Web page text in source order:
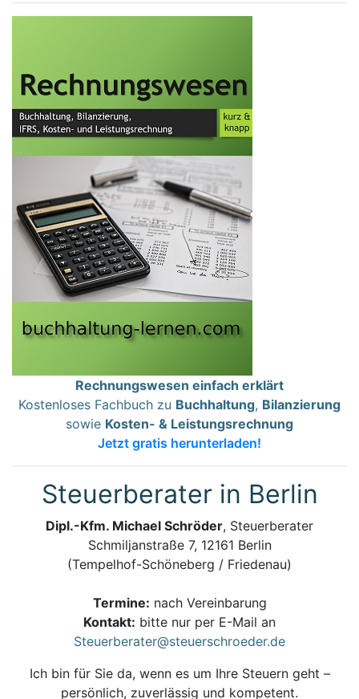
Rechnungswesen einfach erklärt
Kostenloses Fachbuch zu Buchhaltung, Bilanzierung
sowie Kosten- & Leistungsrechnung
Jetzt gratis herunterladen!
Steuerberater in Berlin
Dipl.-Kfm. Michael Schröder, Steuerberater
Schmiljanstraße 7, 12161 Berlin
(Tempelhof-Schöneberg / Friedenau)
Termine: nach Vereinbarung
Kontakt: bitte nur per E-Mail an
Steuerberater@steuerschroeder.de
Ich bin für Sie da, wenn es um Ihre Steuern geht –
persönlich, zuverlässig und kompetent.